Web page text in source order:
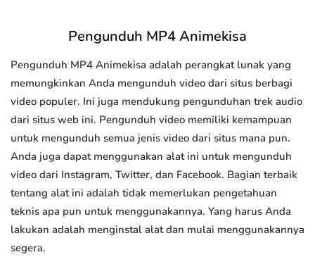
Pengunduh MP4 Animekisa
Pengunduh MP4 Animekisa adalah perangkat lunak yang
memungkinkan Anda mengunduh video dari situs berbagi
video populer. Ini juga mendukung pengunduhan trek audio
dari situs web ini. Pengunduh video memiliki kemampuan
untuk mengunduh semua jenis video dari situs mana pun.
Anda juga dapat menggunakan alat ini untuk mengunduh
video dari Instagram, Twitter, dan Facebook. Bagian terbaik
tentang alat ini adalah tidak memerlukan pengetahuan
teknis apa pun untuk menggunakannya. Yang harus Anda
lakukan adalah menginstal alat dan mulai menggunakannya
segera.